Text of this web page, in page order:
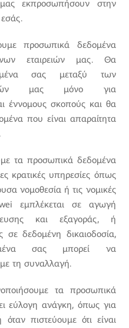
εκπροσωπήσουν στην
προσωπικά δεδομένα
εταιρειών μας. Θα
σας μεταξύ των
μας μόνο για
έννομους σκοπούς και θα
που είναι απαραίτητα
τα προσωπικά δεδομένα
κρατικές υπηρεσίες όπως
νομοθεσία ή τις νομικές
εμπλέκεται σε αγωγή
και εξαγοράς, ή
σε δεδομένη δικαιοδοσία,
σας μπορεί να
τη συναλλαγή.
τα προσωπικά
εύλογη ανάγκη, όπως για
πιστεύουμε ότι είναι